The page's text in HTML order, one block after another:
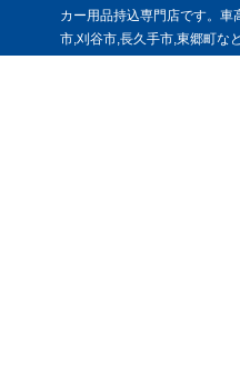
カー用品持込専門店です。
市,刈谷市,長久手市,東郷町な